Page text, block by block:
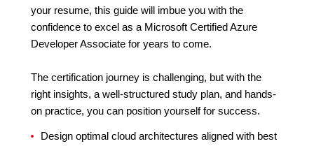
your resume, this guide will imbue you with the
confidence to excel as a Microsoft Certified Azure
Developer Associate for years to come.
The certification journey is challenging, but with the
right insights, a well-structured study plan, and hands-
on practice, you can position yourself for success.
Design optimal cloud architectures aligned with best